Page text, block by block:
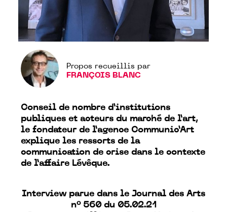
Propos recueillis par
FRANÇOIS BLANC
Conseil de nombre d’institutions
publiques et acteurs du marché de l’art,
le fondateur de l’agence Communic’Art
explique les ressorts de la
communication de crise dans le contexte
de l’affaire Lévêque.
Interview parue dans le Journal des Arts
n° 560 du 05.02.21